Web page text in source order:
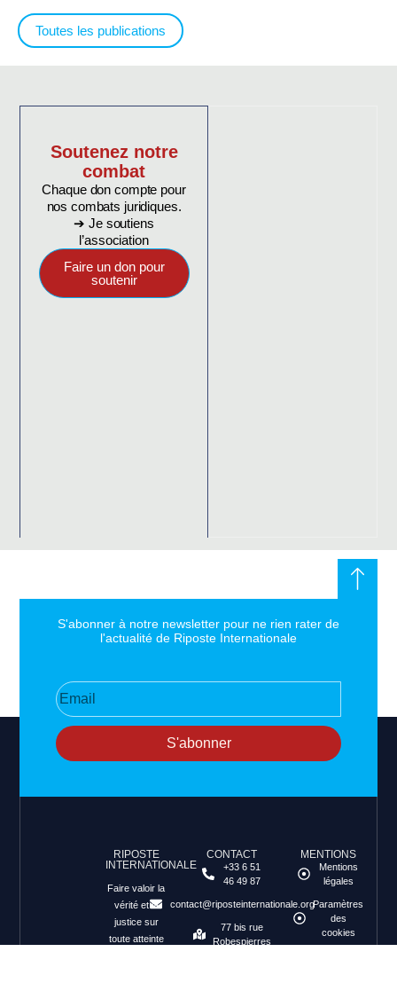
Toutes les publications
Soutenez notre
combat
Chaque don compte pour
nos combats juridiques.
➔ Je soutiens
l’association
Faire un don pour
soutenir
S'abonner à notre newsletter pour ne rien rater de
l'actualité de Riposte Internationale
S'abonner
RIPOSTE
INTERNATIONALE
Faire valoir la
vérité et la
justice sur
toute atteinte
CONTACT
+33 6 51
46 49 87
contact@riposteinternationale.org
77 bis rue
Robespierres
MENTIONS
Mentions
légales
Paramètres
des
cookies